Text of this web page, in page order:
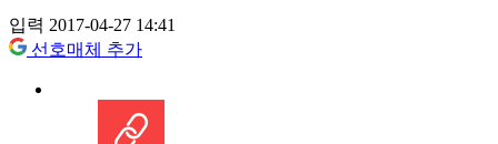
입력 2017-04-27 14:41
선호매체 추가